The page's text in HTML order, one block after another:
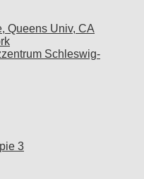
Queens Univ, CA
Schleswig-
3